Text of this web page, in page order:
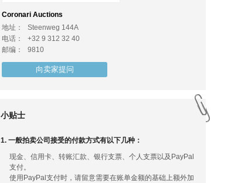
Coronari Auctions
地址：
Steenweg 144A
电话：
+32 9 312 32 40
邮编：
9810
向卖家提问
小贴士
1. 一般拍卖公司接受的付款方式有以下几种：
现金、信用卡、转账汇款、银行支票、个人支票以及PayPal
支付。
使用PayPal支付时，请留意需要在账单金额的基础上额外加